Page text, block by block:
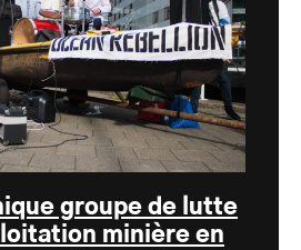
groupe de lutte
minière en